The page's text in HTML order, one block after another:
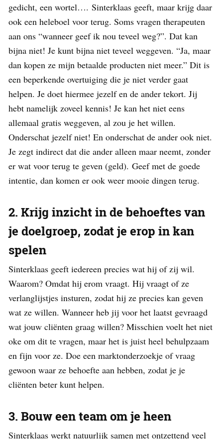
gedicht, een wortel…. Sinterklaas geeft, maar krijg daar
ook een heleboel voor terug. Soms vragen therapeuten
aan ons “wanneer geef ik nou teveel weg?”. Dat kan
bijna niet! Je kunt bijna niet teveel weggeven. “Ja, maar
dan kopen ze mijn betaalde producten niet meer.” Dit is
een beperkende overtuiging die je niet verder gaat
helpen. Je doet hiermee jezelf en de ander tekort. Jij
hebt namelijk zoveel kennis! Je kan het niet eens
allemaal gratis weggeven, al zou je het willen.
Onderschat jezelf niet! En onderschat de ander ook niet.
Je zegt indirect dat die ander alleen maar neemt, zonder
er wat voor terug te geven (geld). Geef met de goede
intentie, dan komen er ook weer mooie dingen terug.
2. Krijg inzicht in de behoeftes van
je doelgroep, zodat je erop in kan
spelen
Sinterklaas geeft iedereen precies wat hij of zij wil.
Waarom? Omdat hij erom vraagt. Hij vraagt of ze
verlanglijstjes insturen, zodat hij ze precies kan geven
wat ze willen. Wanneer heb jij voor het laatst gevraagd
wat jouw cliënten graag willen? Misschien voelt het niet
oke om dit te vragen, maar het is juist heel behulpzaam
en fijn voor ze. Doe een marktonderzoekje of vraag
gewoon waar ze behoefte aan hebben, zodat je je
cliënten beter kunt helpen.
3. Bouw een team om je heen
Sinterklaas werkt natuurlijk samen met ontzettend veel